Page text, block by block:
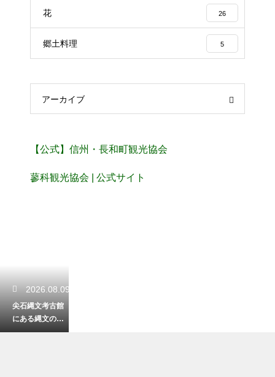
花 26
郷土料理 5
アーカイブ
【公式】信州・長和町観光協会
蓼科観光協会 | 公式サイト
2026.08.09
尖石縄文考古館
にある縄文のビ
ーナス！なぜこ